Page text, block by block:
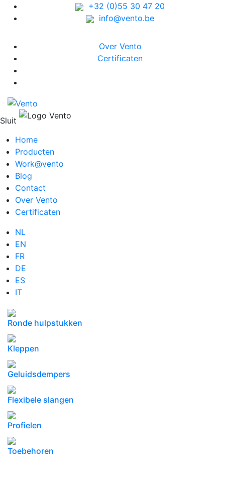
+32 (0)55 30 47 20
info@vento.be
Over Vento
Certificaten
Sluit
Home
Producten
Work@vento
Blog
Contact
Over Vento
Certificaten
NL
EN
FR
DE
ES
IT
Ronde hulpstukken
Kleppen
Geluidsdempers
Flexibele slangen
Profielen
Toebehoren